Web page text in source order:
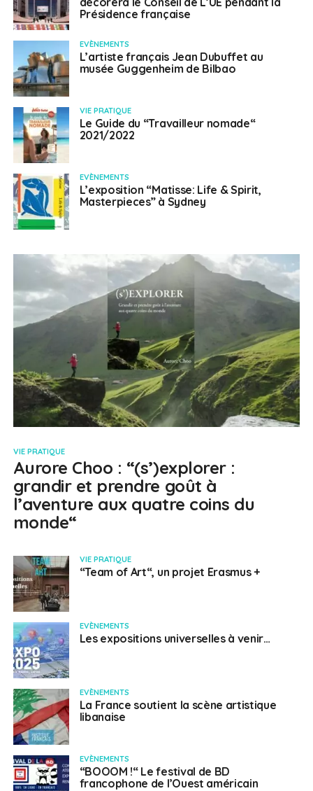
Présidence française
EVÈNEMENTS
L’artiste français Jean Dubuffet au
musée Guggenheim de Bilbao
VIE PRATIQUE
Le Guide du “Travailleur nomade“
2021/2022
EVÈNEMENTS
L’exposition “Matisse: Life & Spirit,
Masterpieces” à Sydney
VIE PRATIQUE
Aurore Choo : “(s’)explorer :
grandir et prendre goût à
l’aventure aux quatre coins du
monde“
VIE PRATIQUE
“Team of Art“, un projet Erasmus +
EVÈNEMENTS
Les expositions universelles à venir…
EVÈNEMENTS
La France soutient la scène artistique
libanaise
EVÈNEMENTS
“BOOOM !“ Le festival de BD
francophone de l’Ouest américain